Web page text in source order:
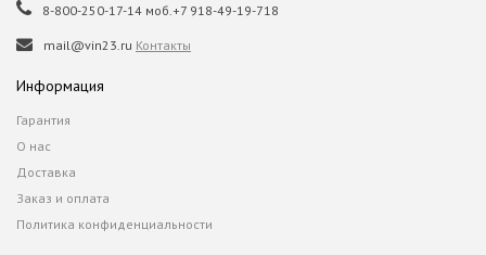
8-800-250-17-14 моб.+7 918-49-19-718
mail@vin23.ru Контакты
Информация
Гарантия
О нас
Доставка
Заказ и оплата
Политика конфиденциальности